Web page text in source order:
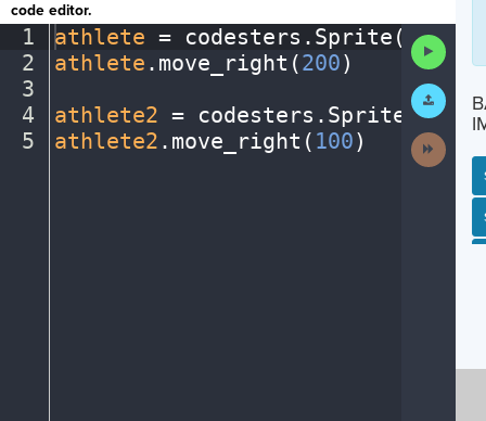
code editor.
1
2
3
4
5
athlete = codesters . Sprite(
athlete . move_right(200)
athlete2 = codesters . Sprite(
athlete2 . move_right( 100)
Code
Work
Activity